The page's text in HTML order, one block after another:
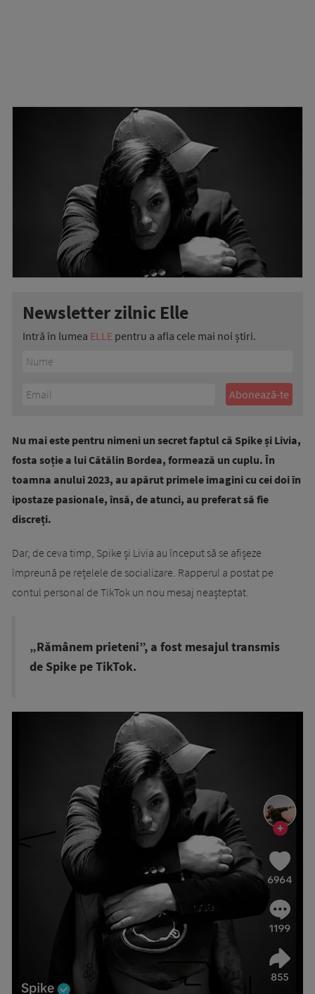
Newsletter zilnic Elle
Intră în lumea ELLE pentru a afla cele mai noi știri.
Nu mai este pentru nimeni un secret faptul că Spike și Livia,
fosta soție a lui Cătălin Bordea, formează un cuplu. În
toamna anului 2023, au apărut primele imagini cu cei doi în
ipostaze pasionale, însă, de atunci, au preferat să fie
discreți.
Dar, de ceva timp, Spike și Livia au început să se afișeze
împreună pe rețelele de socializare. Rapperul a postat pe
contul personal de TikTok un nou mesaj neașteptat.
„Rămânem prieteni”, a fost mesajul transmis
de Spike pe TikTok.